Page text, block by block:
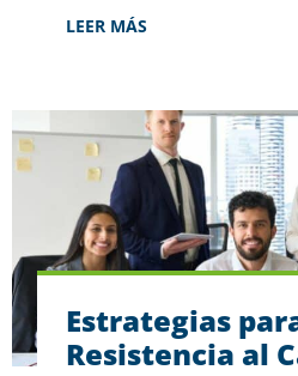
LEER MÁS
Estrategias
Resistencia al